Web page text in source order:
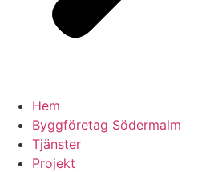
Hem
Byggföretag Södermalm
Tjänster
Projekt